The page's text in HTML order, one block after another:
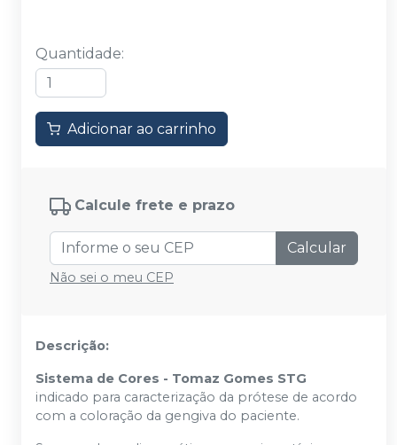
Quantidade:
Adicionar ao carrinho
Calcule frete e prazo
Calcular
Não sei o meu CEP
Descrição:
Sistema de Cores - Tomaz Gomes STG
indicado para caracterização da prótese de acordo
com a coloração da gengiva do paciente.